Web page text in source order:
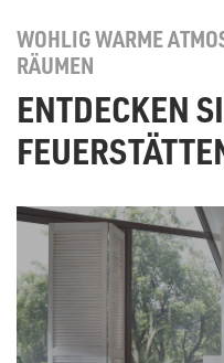
WOHLIG WARME
RÄUMEN
ENTDECKEN